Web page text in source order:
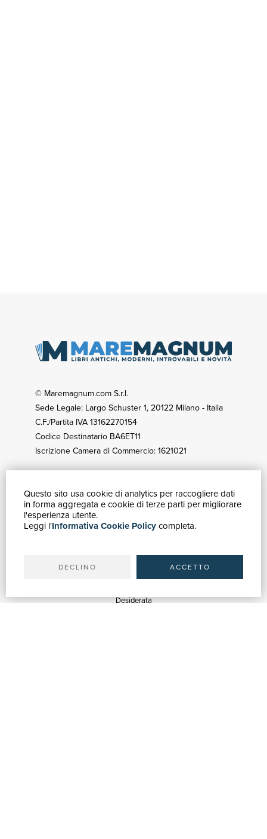
Questo sito usa cookie di analytics per raccogliere dati
in forma aggregata e cookie di terze parti per migliorare
l'esperienza utente.
Leggi l'Informativa Cookie Policycompleta.
DECLINO ACCETTO
© Maremagnum.com S.r.l.
Sede Legale: Largo Schuster 1, 20122 Milano - Italia
C.F./Partita IVA 13162270154
Codice Destinatario BA6ET11
Iscrizione Camera di Commercio: 1621021
GUIDA ACQUISTI
Ricerca avanzata
Spedizioni
Desiderata